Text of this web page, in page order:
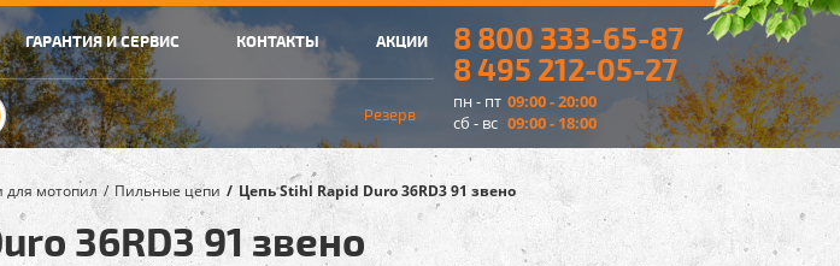
ГАРАНТИЯ И СЕРВИС КОНТАКТЫ АКЦИИ
Резерв
8 800 333-65-87
8 495 212-05-27
пн - пт 09:00 - 20:00
сб - вс 09:00 - 18:00
для мотопил Пильные цепи Цепь Stihl Rapid Duro 36RD3 91 звено
36RD3 91 звено